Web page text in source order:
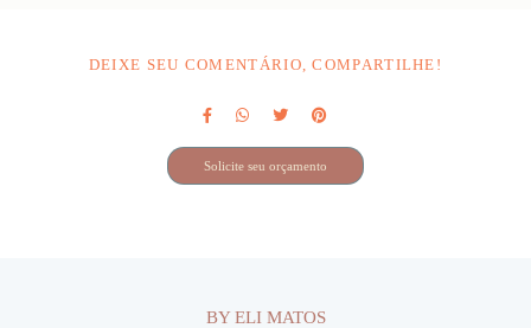
DEIXE SEU COMENTÁRIO, COMPARTILHE!
Solicite seu orçamento
BY ELI MATOS